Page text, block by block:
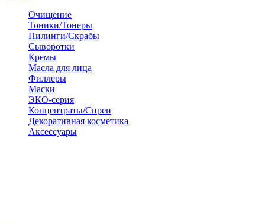
Очищение
Тоники/Тонеры
Пилинги/Скрабы
Сыворотки
Кремы
Масла для лица
Филлеры
Маски
ЭКО-серия
Концентраты/Спреи
Декоративная косметика
Аксессуары